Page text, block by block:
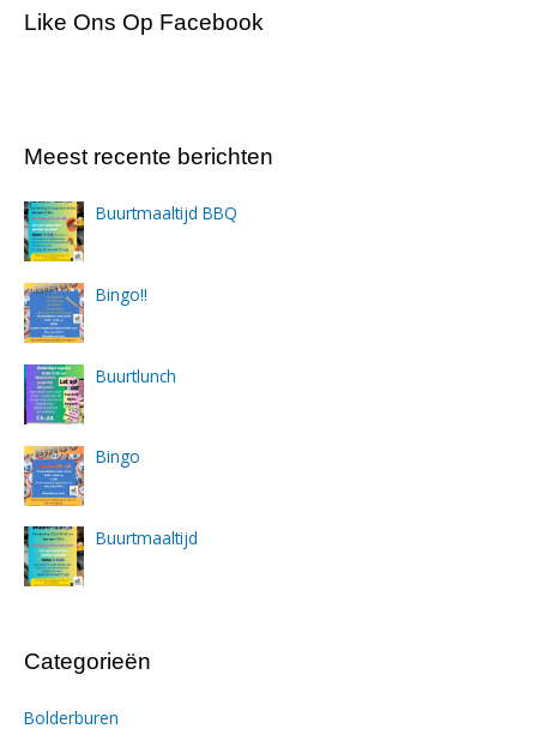
Like Ons Op Facebook
Meest recente berichten
Buurtmaaltijd BBQ
Bingo!!
Buurtlunch
Bingo
Buurtmaaltijd
Categorieën
Bolderburen